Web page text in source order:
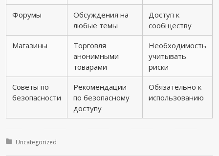
Форумы
Обсуждения на
любые темы
Доступ к
сообществу
Магазины
Торговля
анонимными
товарами
Необходимость
учитывать
риски
Советы по
безопасности
Рекомендации
по безопасному
доступу
Обязательно к
использованию
Posted in:
Uncategorized